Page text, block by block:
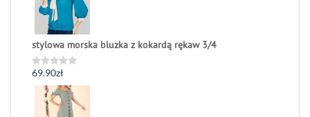
stylowa morska bluzka z kokardą rękaw 3/4
Oceniono
0
69.90zł